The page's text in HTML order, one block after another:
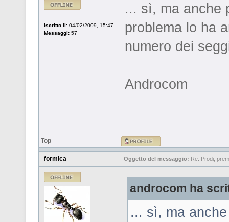
Iscritto il: 04/02/2009, 15:47
Messaggi: 57
... sì, ma anche
problema lo ha
numero dei
Androcom
Top
formica Oggetto del messaggio: Re: Prodi,
androcom ha
... sì, ma